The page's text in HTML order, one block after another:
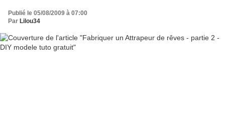
Publié le 05/08/2009 à 07:00
Par Lilou34